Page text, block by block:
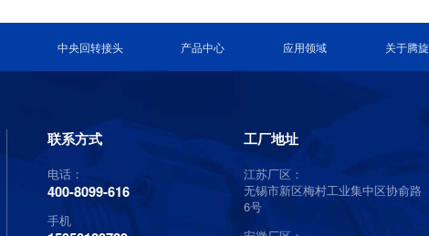
中央回转接头 产品中心 应用领域 关于腾旋
联系方式
电话：
400-8099-616
手机
工厂地址
江苏厂区：
无锡市新区梅村工业集中区协俞路
6号